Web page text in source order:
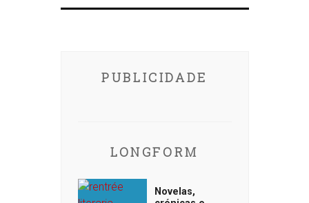
PUBLICIDADE
LONGFORM
Novelas,